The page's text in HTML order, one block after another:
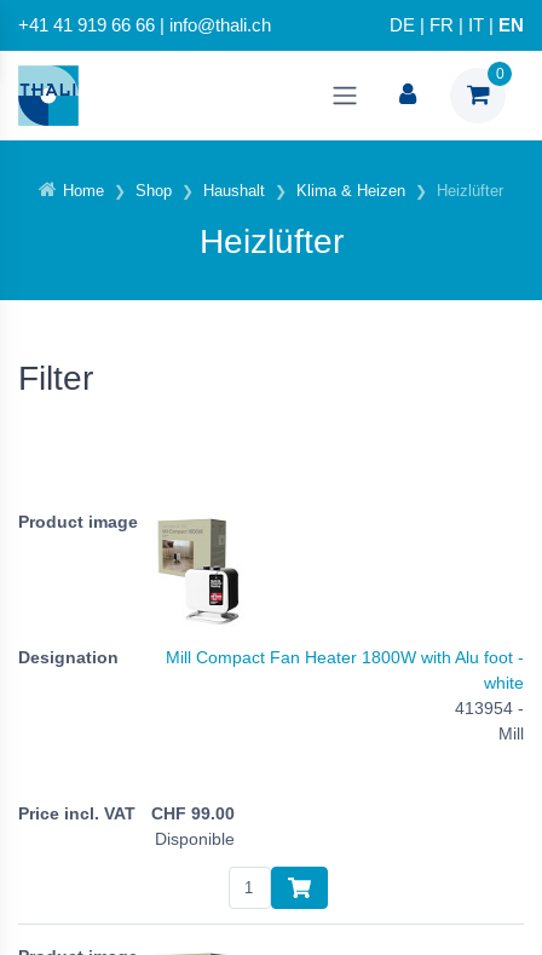
+41 41 919 66 66 | info@thali.ch DE FR IT EN
0
Home Shop Haushalt Klima & Heizen Heizlüfter
Heizlüfter
Filter
Mill Compact Fan Heater 1800W with Alu foot -
white
413954 -
Mill
CHF 99.00
Disponible